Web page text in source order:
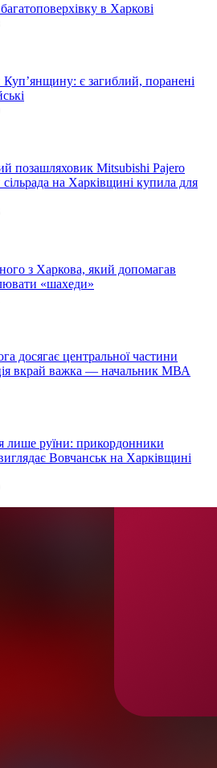
в Харкові
Купʼянщину: є загиблий, поранені
Mitsubishi Pajero
на Харківщині купила для
з Харкова, який допомагав
«шахеди»
досягає центральної частини
вкрай важка — начальник МВА
лише руїни: прикордонники
Вовчанськ на Харківщині